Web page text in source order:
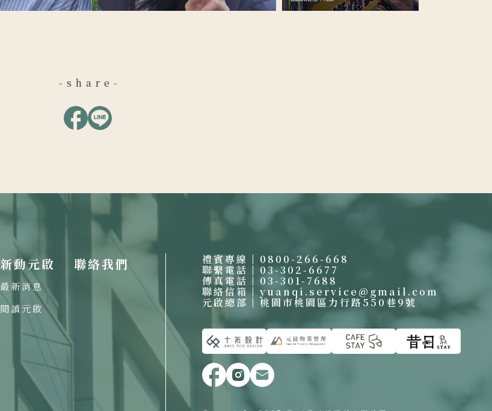
-share-
新動元啟
最新消息
閱讀元啟
聯絡我們 禮賓專線 0800-266-668
聯繫電話 03-302-6677
傳真電話 03-301-7688
聯絡信箱 yuanqi.service@gmail.com
元啟總部 桃園市桃園區力行路550巷9號